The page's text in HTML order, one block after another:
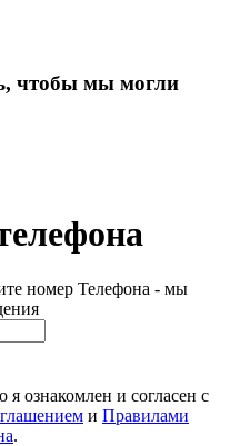
чтобы мы могли
номер Телефона - мы
ознакомлен и согласен с
и Правилами
.